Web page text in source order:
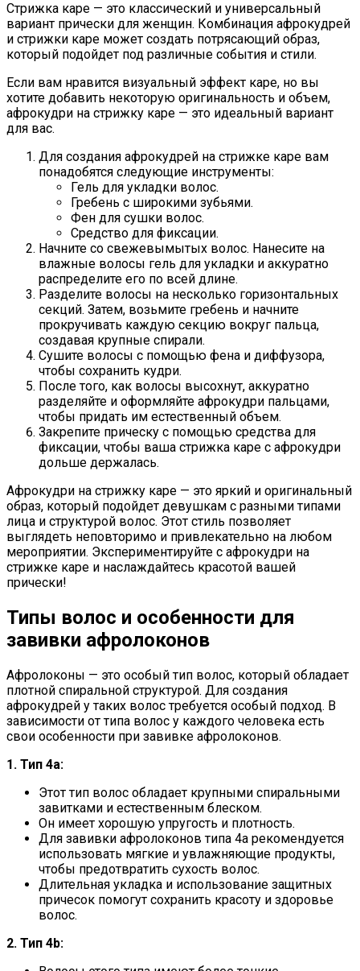
Стрижка каре — это классический и универсальный
вариант прически для женщин. Комбинация афрокудрей
и стрижки каре может создать потрясающий образ,
который подойдет под различные события и стили.
Если вам нравится визуальный эффект каре, но вы
хотите добавить некоторую оригинальность и объем,
афрокудри на стрижку каре — это идеальный вариант
для вас.
Для создания афрокудрей на стрижке каре вам
понадобятся следующие инструменты:
Гель для укладки волос.
Гребень с широкими зубьями.
Фен для сушки волос.
Средство для фиксации.
Начните со свежевымытых волос. Нанесите на
влажные волосы гель для укладки и аккуратно
распределите его по всей длине.
Разделите волосы на несколько горизонтальных
секций. Затем, возьмите гребень и начните
прокручивать каждую секцию вокруг пальца,
создавая крупные спирали.
Сушите волосы с помощью фена и диффузора,
чтобы сохранить кудри.
После того, как волосы высохнут, аккуратно
разделяйте и оформляйте афрокудри пальцами,
чтобы придать им естественный объем.
Закрепите прическу с помощью средства для
фиксации, чтобы ваша стрижка каре с афрокудри
дольше держалась.
Афрокудри на стрижку каре — это яркий и оригинальный
образ, который подойдет девушкам с разными типами
лица и структурой волос. Этот стиль позволяет
выглядеть неповторимо и привлекательно на любом
мероприятии. Экспериментируйте с афрокудри на
стрижке каре и наслаждайтесь красотой вашей
прически!
Типы волос и особенности для
завивки афролоконов
Афролоконы — это особый тип волос, который обладает
плотной спиральной структурой. Для создания
афрокудрей у таких волос требуется особый подход. В
зависимости от типа волос у каждого человека есть
свои особенности при завивке афролоконов.
1. Тип 4а:
Этот тип волос обладает крупными спиральными
завитками и естественным блеском.
Он имеет хорошую упругость и плотность.
Для завивки афролоконов типа 4а рекомендуется
использовать мягкие и увлажняющие продукты,
чтобы предотвратить сухость волос.
Длительная укладка и использование защитных
причесок помогут сохранить красоту и здоровье
волос.
2. Тип 4b: